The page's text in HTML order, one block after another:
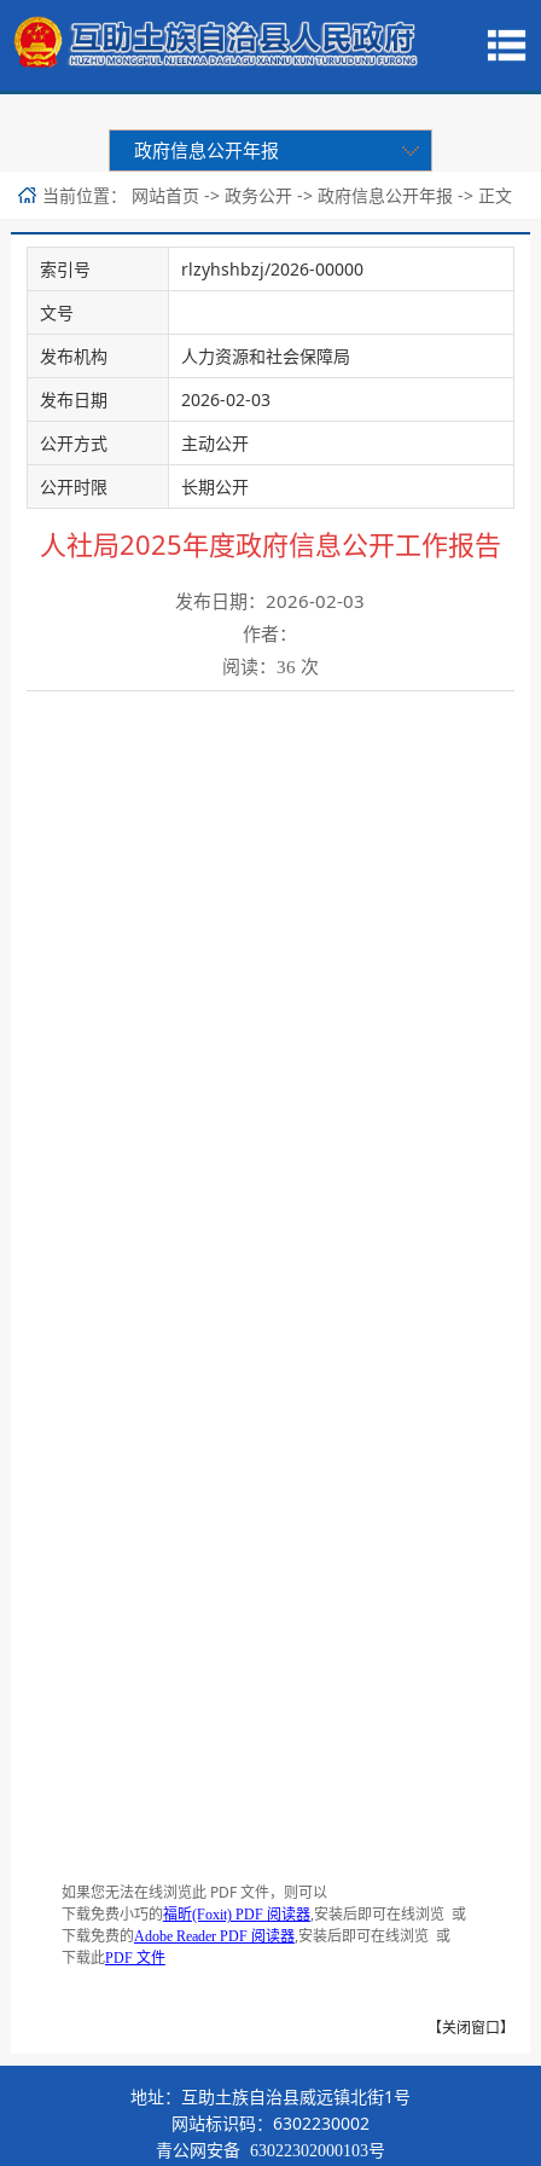
政府信息公开年报
当前位置： 网站首页 -> 政务公开 -> 政府信息公开年报 -> 正文
索引号
rlzyhshbzj/2026-00000
文号
发布机构
人力资源和社会保障局
发布日期
2026-02-03
公开方式
主动公开
公开时限
长期公开
人社局2025年度政府信息公开工作报告
发布日期：2026-02-03
作者：
阅读：
36 次
如果您无法在线浏览此 PDF 文件，则可以
下载免费小巧的福昕(Foxit) PDF 阅读器,安装后即可在线浏览 或
下载免费的Adobe Reader PDF 阅读器,安装后即可在线浏览 或
下载此PDF 文件
【关闭窗口 】
地址：互助土族自治县威远镇北街1号
网站标识码：6302230002
青公网安备 63022302000103号